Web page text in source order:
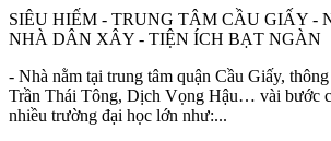
SIÊU HIẾM - TRUNG TÂM CẦU GIẤY -
NHÀ DÂN XÂY - TIỆN ÍCH BẠT NGÀN
- Nhà nằm tại trung tâm quận Cầu Giấy,
Trần Thái Tông, Dịch Vọng Hậu… vài bước
nhiều trường đại học lớn như:...